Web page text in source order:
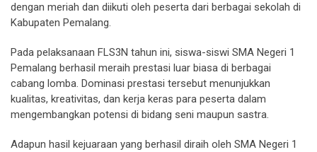
dengan meriah dan diikuti oleh peserta dari berbagai sekolah di
Kabupaten Pemalang.
Pada pelaksanaan FLS3N tahun ini, siswa-siswi SMA Negeri 1
Pemalang berhasil meraih prestasi luar biasa di berbagai
cabang lomba. Dominasi prestasi tersebut menunjukkan
kualitas, kreativitas, dan kerja keras para peserta dalam
mengembangkan potensi di bidang seni maupun sastra.
Adapun hasil kejuaraan yang berhasil diraih oleh SMA Negeri 1